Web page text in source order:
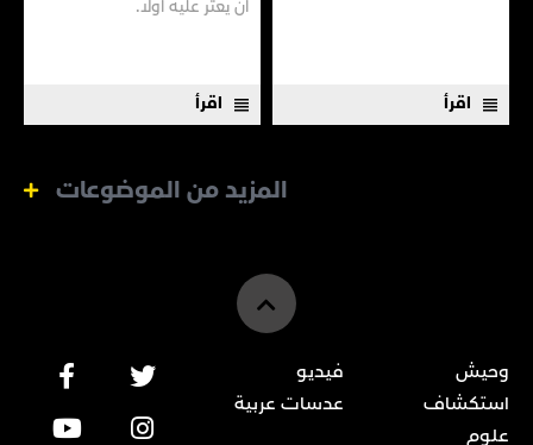
اقرأ
أن يعثر عليه أولًا.
اقرأ
المزيد من الموضوعات
وحيش
استكشاف
علوم
فيديو
عدسات عربية